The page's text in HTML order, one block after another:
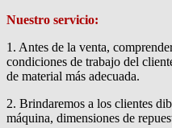
Nuestro servicio:
1. Antes de la venta,
condiciones de trabajo del
de material más adecuada.
2. Brindaremos a los clientes
máquina, dimensiones de